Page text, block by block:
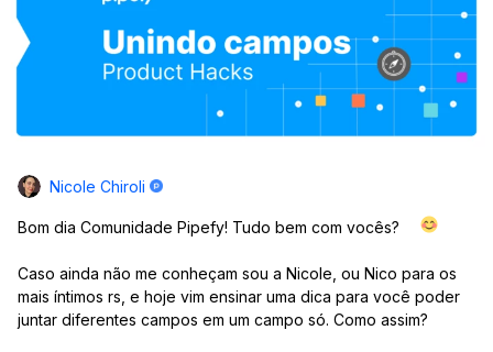
Nicole Chiroli
Bom dia Comunidade Pipefy! Tudo bem com vocês?
Caso ainda não me conheçam sou a Nicole, ou Nico para os
mais íntimos rs, e hoje vim ensinar uma dica para você poder
juntar diferentes campos em um campo só. Como assim?